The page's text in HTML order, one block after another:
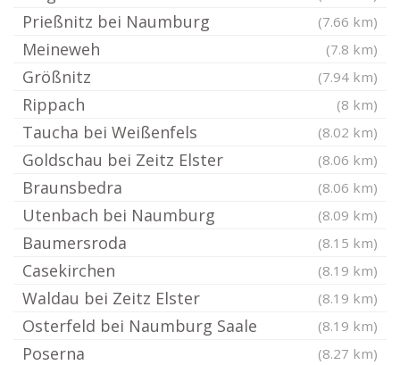
Prießnitz bei Naumburg (7.66 km)
Meineweh (7.8 km)
Größnitz (7.94 km)
Rippach (8 km)
Taucha bei Weißenfels (8.02 km)
Goldschau bei Zeitz Elster (8.06 km)
Braunsbedra (8.06 km)
Utenbach bei Naumburg (8.09 km)
Baumersroda (8.15 km)
Casekirchen (8.19 km)
Waldau bei Zeitz Elster (8.19 km)
Osterfeld bei Naumburg Saale (8.19 km)
Poserna (8.27 km)